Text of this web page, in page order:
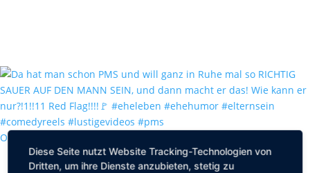
Oh Mist! War es wirklich ein Dackelschnauzer? Grü
Diese Seite nutzt Website Tracking-Technologien von
Dritten, um ihre Dienste anzubieten, stetig zu